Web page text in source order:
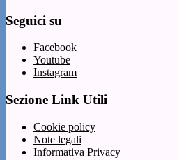
Seguici su
Facebook
Youtube
Instagram
Sezione Link Utili
Cookie policy
Note legali
Informativa Privacy